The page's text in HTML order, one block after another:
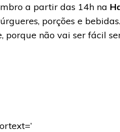
a partir das 14h na
porções e
não vai ser fácil